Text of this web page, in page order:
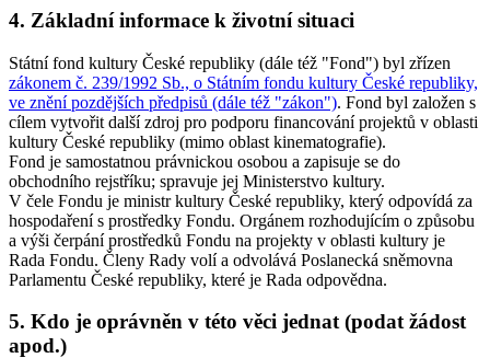
4. Základní informace k životní situaci
Státní fond kultury České republiky (dále též "Fond") byl zřízen
zákonem č. 239/1992 Sb., o Státním fondu kultury České republiky,
ve znění pozdějších předpisů (dále též "zákon"). Fond byl založen s
cílem vytvořit další zdroj pro podporu financování projektů v oblasti
kultury České republiky (mimo oblast kinematografie).
Fond je samostatnou právnickou osobou a zapisuje se do
obchodního rejstříku; spravuje jej Ministerstvo kultury.
V čele Fondu je ministr kultury České republiky, který odpovídá za
hospodaření s prostředky Fondu. Orgánem rozhodujícím o způsobu
a výši čerpání prostředků Fondu na projekty v oblasti kultury je
Rada Fondu. Členy Rady volí a odvolává Poslanecká sněmovna
Parlamentu České republiky, které je Rada odpovědna.
5. Kdo je oprávněn v této věci jednat (podat žádost
apod.)